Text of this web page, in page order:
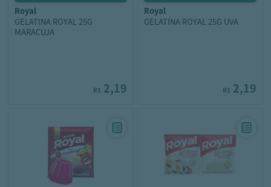
royal
GELATINA ROYAL 25G
MARACUJA
R$ 2,19
royal
GELATINA ROYAL 25G UVA
R$ 2,19